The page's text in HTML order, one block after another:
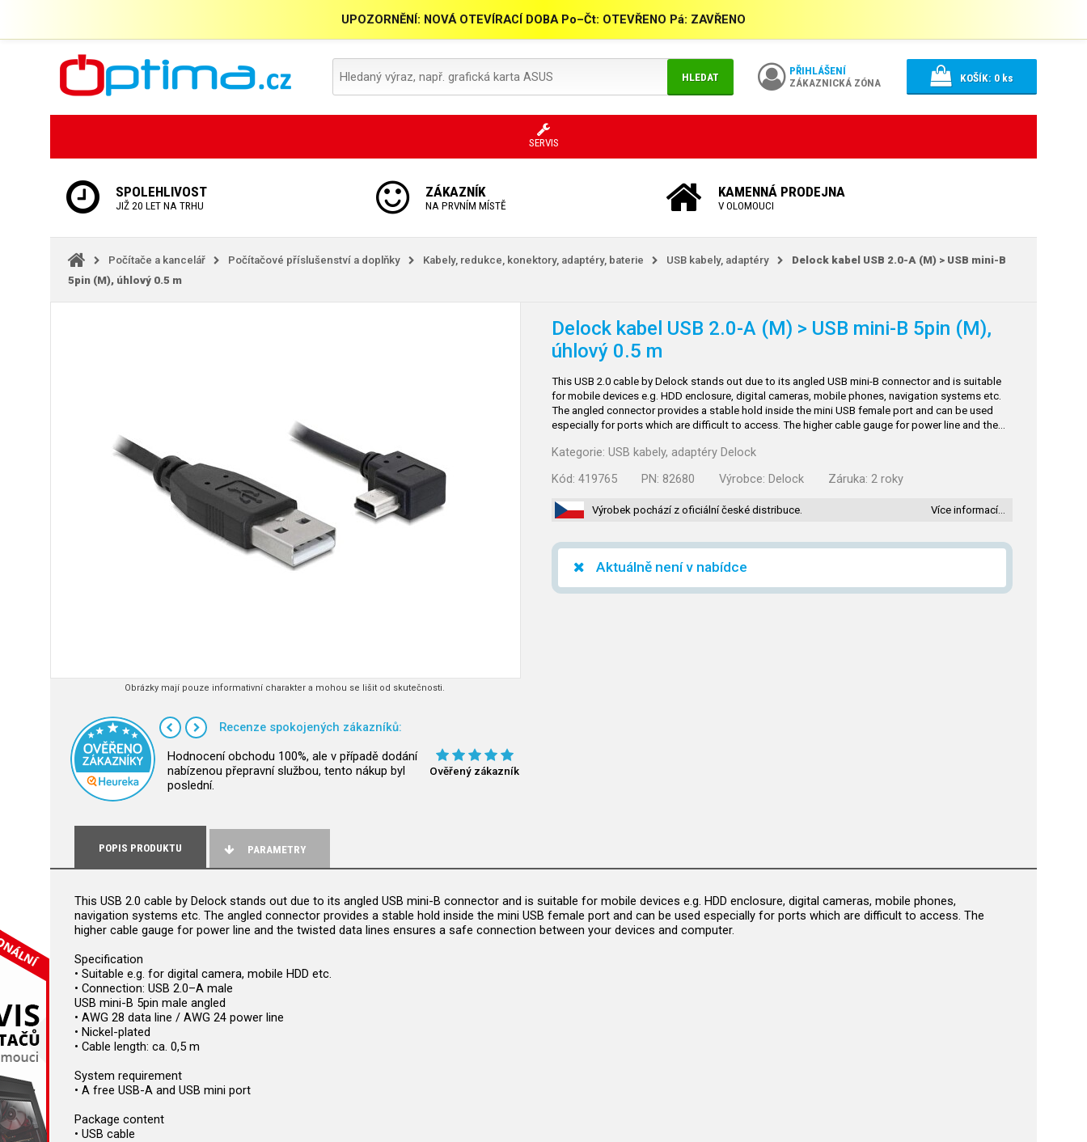
UPOZORNĚNÍ: NOVÁ OTEVÍRACÍ DOBA Po–Čt: OTEVŘENO Pá: ZAVŘENO
HLEDAT
PŘIHLÁŠENÍ
ZÁKAZNICKÁ ZÓNA
KOŠÍK: 0ks
SERVIS
SPOLEHLIVOST
JIŽ 20 LET NA TRHU
ZÁKAZNÍK
NA PRVNÍM MÍSTĚ
KAMENNÁ PRODEJNA
V OLOMOUCI
Počítače a kancelář Počítačové příslušenství a doplňky Kabely, redukce, konektory, adaptéry, baterie USB kabely, adaptéry
Delock kabel USB 2.0-A (M) > USB mini-B
5pin (M), úhlový 0.5 m
Obrázky mají pouze informativní charakter a mohou se lišit od skutečnosti.
Recenze spokojených zákazníků:
Hodnocení obchodu 100%, ale v případě dodání
nabízenou přepravní službou, tento nákup byl
poslední.
Ověřený zákazník
Delock kabel USB 2.0-A (M) > USB mini-B 5pin (M),
úhlový 0.5 m
This USB 2.0 cable by Delock stands out due to its angled USB mini-B connector and is suitable
for mobile devices e.g. HDD enclosure, digital cameras, mobile phones, navigation systems etc.
The angled connector provides a stable hold inside the mini USB female port and can be used
especially for ports which are difficult to access. The higher cable gauge for power line and the…
Kategorie: USB kabely, adaptéry Delock
Kód: 419765 PN: 82680 Výrobce: Delock Záruka: 2 roky
Výrobek pochází z oficiální české distribuce. Více informací…
Aktuálně není v nabídce
POPIS PRODUKTU PARAMETRY
This USB 2.0 cable by Delock stands out due to its angled USB mini-B connector and is suitable for mobile devices e.g. HDD enclosure, digital cameras, mobile phones,
navigation systems etc. The angled connector provides a stable hold inside the mini USB female port and can be used especially for ports which are difficult to access. The
higher cable gauge for power line and the twisted data lines ensures a safe connection between your devices and computer.
Specification
• Suitable e.g. for digital camera, mobile HDD etc.
• Connection: USB 2.0–A male
USB mini-B 5pin male angled
• AWG 28 data line / AWG 24 power line
• Nickel-plated
• Cable length: ca. 0,5 m
System requirement
• A free USB-A and USB mini port
Package content
• USB cable